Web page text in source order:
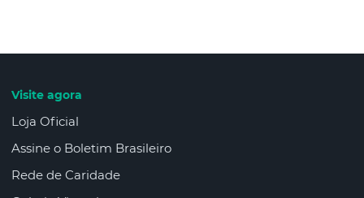
Visite agora
Loja Oficial
Assine o Boletim Brasileiro
Rede de Caridade